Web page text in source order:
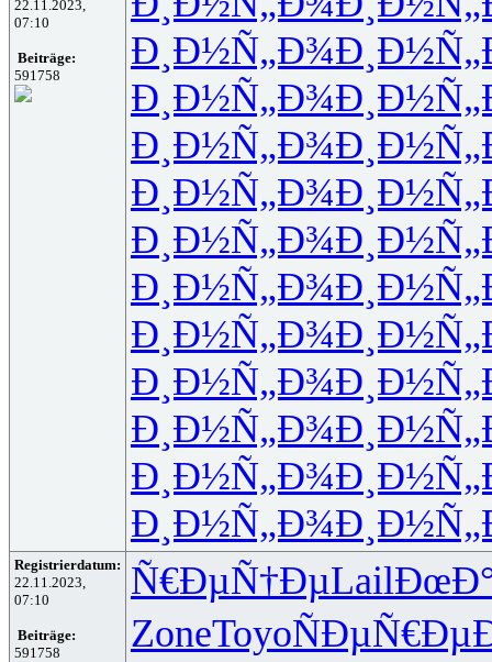
22.11.2023,
07:10
Beiträge:
591758
Ð¸Ð½Ñ„Ð¾
Ð¸Ð½Ñ„Ð¾
Ð¸Ð½Ñ„Ð¾
Ð¸Ð½Ñ„Ð¾
Ð¸Ð½Ñ„Ð¾
Ð¸Ð½Ñ„Ð¾
Ð¸Ð½Ñ„Ð¾
Ð¸Ð½Ñ„Ð¾
Ð¸Ð½Ñ„Ð¾
Ð¸Ð½Ñ„Ð¾
Ð¸Ð½Ñ„Ð¾
Registrierdatum:
22.11.2023,
07:10
Beiträge:
591758
Ñ€ÐµÑ†ÐµLail
ZoneToyoÑÐµÑ€Ðµ